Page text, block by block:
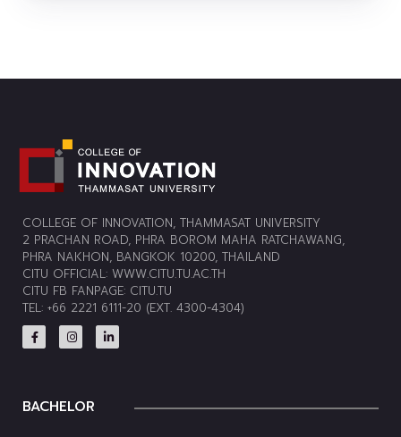
COLLEGE OF INNOVATION, THAMMASAT UNIVERSITY
2 PRACHAN ROAD, PHRA BOROM MAHA RATCHAWANG,
PHRA NAKHON, BANGKOK 10200, THAILAND
CITU OFFICIAL: WWW.CITU.TU.AC.TH
CITU FB FANPAGE: CITU.TU
TEL: +66 2221 6111-20 (EXT. 4300-4304)
BACHELOR